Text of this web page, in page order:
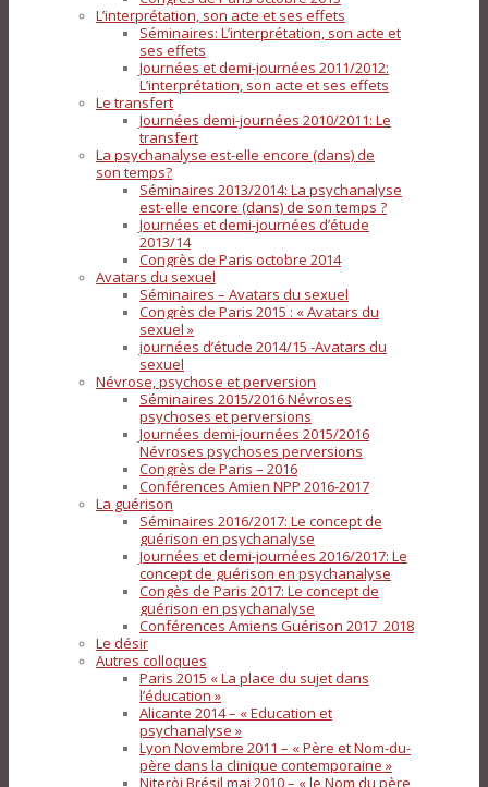
L’interprétation, son acte et ses effets
Séminaires: L’interprétation, son acte et
ses effets
Journées et demi-journées 2011/2012:
L’interprétation, son acte et ses effets
Le transfert
Journées demi-journées 2010/2011: Le
transfert
La psychanalyse est-elle encore (dans) de
son temps?
Séminaires 2013/2014: La psychanalyse
est-elle encore (dans) de son temps ?
Journées et demi-journées d’étude
2013/14
Congrès de Paris octobre 2014
Avatars du sexuel
Séminaires – Avatars du sexuel
Congrès de Paris 2015 : « Avatars du
sexuel »
journées d’étude 2014/15 -Avatars du
sexuel
Névrose, psychose et perversion
Séminaires 2015/2016 Névroses
psychoses et perversions
Journées demi-journées 2015/2016
Névroses psychoses perversions
Congrès de Paris – 2016
Conférences Amien NPP 2016-2017
La guérison
Séminaires 2016/2017: Le concept de
guérison en psychanalyse
Journées et demi-journées 2016/2017: Le
concept de guérison en psychanalyse
Congès de Paris 2017: Le concept de
guérison en psychanalyse
Conférences Amiens Guérison 2017_2018
Le désir
Autres colloques
Paris 2015 « La place du sujet dans
l’éducation »
Alicante 2014 – « Education et
psychanalyse »
Lyon Novembre 2011 – « Père et Nom-du-
père dans la clinique contemporaine »
Niteròi Brésil mai 2010 – « le Nom du père